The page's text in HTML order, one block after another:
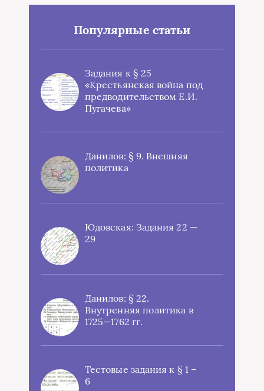
Популярные статьи
Задания к § 25
«Крестьянская война под
предводительством Е.И.
Пугачева»
Данилов: § 9. Внешняя
политика
Юдовская: Задания 22 —
29
Данилов: § 22.
Внутренняя политика в
1725—1762 гг.
Тестовые задания к § 1 –
6